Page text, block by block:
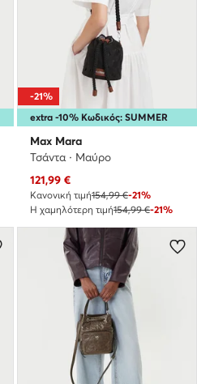
extra -10% Κωδικός: SUMMER
-21%
Max Mara
Τσάντα · Μαύρο
Τρέχουσα τιμή
121,99 €
Κανονική τιμή154,99 €-21%
Η χαμηλότερη τιμή154,99 €-21%